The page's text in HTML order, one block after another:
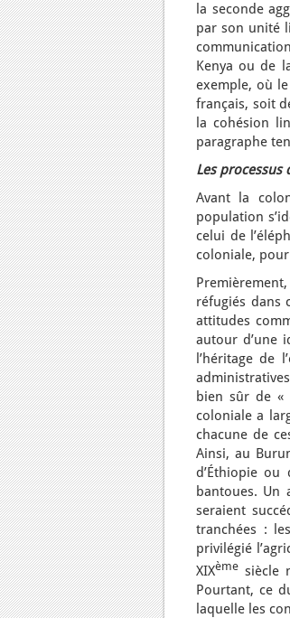
la seconde
par son unité
Kenya ou de
exemple, où
français, soit
la cohésion
paragraphe
Les
Avant la
population
celui de
coloniale,
réfugiés dans
attitudes
autour d’une
l’héritage de
bien sûr de «
coloniale a
chacune de
Ainsi, au
d’Éthiopie ou
bantoues. Un
seraient
tranchées :
privilégié
XIXème siècle
Pourtant, ce
laquelle les